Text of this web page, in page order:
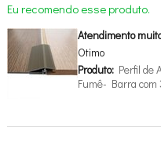
Eu recomendo esse produto.
Atendimento
Otimo
Produto:Perfil de
Fumê- Barra com